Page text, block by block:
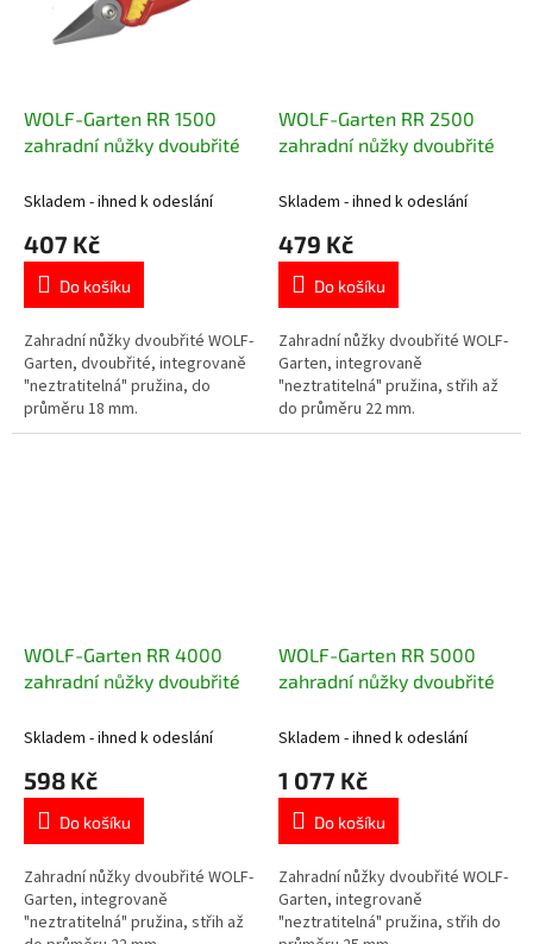
WOLF-Garten RR 1500
zahradní nůžky dvoubřité
Skladem - ihned k odeslání
407 Kč
Do košíku
Zahradní nůžky dvoubřité WOLF-
Garten, dvoubřité, integrovaně
"neztratitelná" pružina, do
průměru 18 mm.
WOLF-Garten RR 2500
zahradní nůžky dvoubřité
Skladem - ihned k odeslání
479 Kč
Do košíku
Zahradní nůžky dvoubřité WOLF-
Garten, integrovaně
"neztratitelná" pružina, střih až
do průměru 22 mm.
WOLF-Garten RR 4000
zahradní nůžky dvoubřité
Skladem - ihned k odeslání
598 Kč
Do košíku
Zahradní nůžky dvoubřité WOLF-
Garten, integrovaně
"neztratitelná" pružina, střih až
WOLF-Garten RR 5000
zahradní nůžky dvoubřité
Skladem - ihned k odeslání
1 077 Kč
Do košíku
Zahradní nůžky dvoubřité WOLF-
Garten, integrovaně
"neztratitelná" pružina, střih do